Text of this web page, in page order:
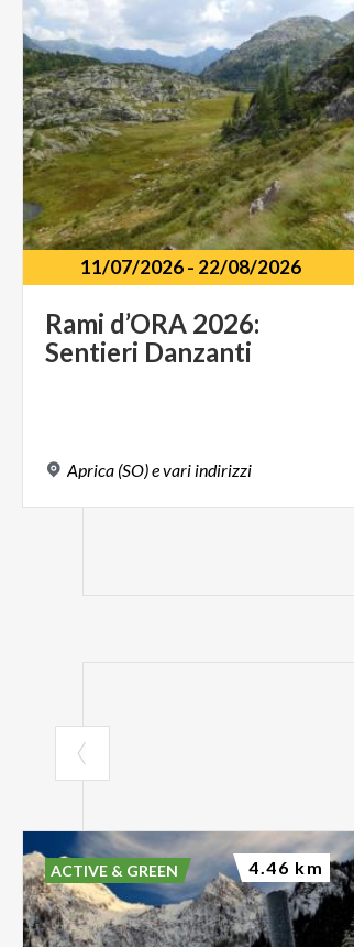
11/07/2026- 22/08/2026
Rami d’ORA 2026:
Sentieri Danzanti
Aprica (SO)evari indirizzi
ACTIVE & GREEN 4.46 km